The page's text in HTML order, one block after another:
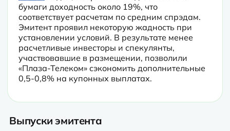
бумаги доходность около 19%, что
соответствует расчетам по средним спрэдам.
Эмитент проявил некоторую жадность при
установлении условий. В результате менее
расчетливые инвесторы и спекулянты,
участвовавшие в размещении, позволили
«Плаза-Телеком» сэкономить дополнительные
0,5-0,8% на купонных выплатах.
Выпуски эмитента